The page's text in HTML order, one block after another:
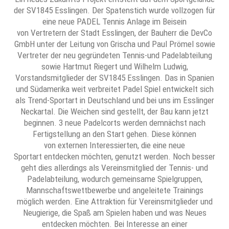
der SV1845 Esslingen. Der Spatenstich wurde vollzogen für
eine neue PADEL Tennis Anlage im Beisein
von Vertretern der Stadt Esslingen, der Bauherr die DevCo
GmbH unter der Leitung von Grischa und Paul Prömel sowie
Vertreter der neu gegründeten Tennis-und Padelabteilung
sowie Hartmut Riegert und Wilhelm Ludwig,
Vorstandsmitglieder der SV1845 Esslingen. Das in Spanien
und Südamerika weit verbreitet Padel Spiel entwickelt sich
als Trend-Sportart in Deutschland und bei uns im Esslinger
Neckartal. Die Weichen sind gestellt, der Bau kann jetzt
beginnen. 3 neue Padelcorts werden demnächst nach
Fertigstellung an den Start gehen. Diese können
von externen Interessierten, die eine neue
Sportart entdecken möchten, genutzt werden. Noch besser
geht dies allerdings als Vereinsmitglied der Tennis- und
Padelabteilung, wodurch gemeinsame Spielgruppen,
Mannschaftswettbewerbe und angeleitete Trainings
möglich werden. Eine Attraktion für Vereinsmitglieder und
Neugierige, die Spaß am Spielen haben und was Neues
entdecken möchten. Bei Interesse an einer